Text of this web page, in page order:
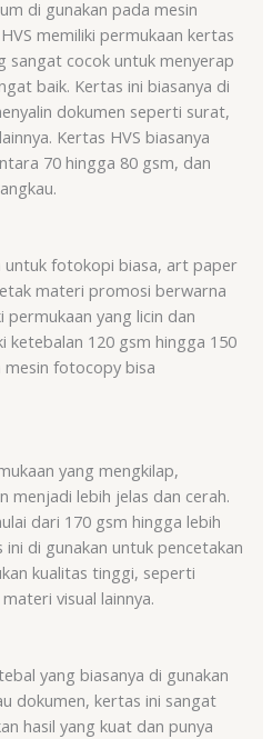
di gunakan pada mesin
memiliki permukaan kertas
sangat cocok untuk menyerap
baik. Kertas ini biasanya di
dokumen seperti surat,
Kertas HVS biasanya
70 hingga 80 gsm, dan
untuk fotokopi biasa, art paper
materi promosi berwarna
yang licin dan
ketebalan 120 gsm hingga 150
mesin fotocopy bisa
yang mengkilap,
menjadi lebih jelas dan cerah.
dari 170 gsm hingga lebih
di gunakan untuk pencetakan
kualitas tinggi, seperti
visual lainnya.
yang biasanya di gunakan
dokumen, kertas ini sangat
hasil yang kuat dan punya